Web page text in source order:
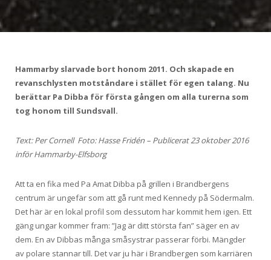
Hammarby slarvade bort honom 2011. Och skapade en
revanschlysten motståndare i stället för egen talang. Nu
berättar Pa Dibba för första gången om alla turerna som
tog honom till Sundsvall.
Text: Per Cornell Foto: Hasse Fridén – Publicerat 23 oktober 2016
inför Hammarby-Elfsborg
Att ta en fika med Pa Amat Dibba på grillen i Brandbergens
centrum är ungefär som att gå runt med Kennedy på Södermalm.
Det här är en lokal profil som dessutom har kommit hem igen. Ett
gäng ungar kommer fram: ”Jag är ditt största fan” säger en av
dem. En av Dibbas många småsystrar passerar förbi. Mängder
av polare stannar till. Det var ju här i Brandbergen som karriären